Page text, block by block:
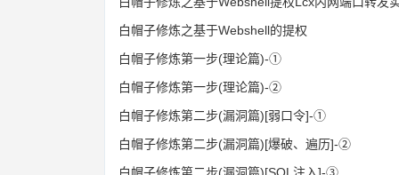
白帽子修炼之基于Webshell的提权
白帽子修炼第一步(理论篇)-①
白帽子修炼第一步(理论篇)-②
白帽子修炼第二步(漏洞篇)[弱口令]-①
白帽子修炼第二步(漏洞篇)[爆破、遍历]-②